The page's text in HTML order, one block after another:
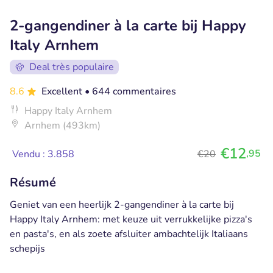
2-gangendiner à la carte bij Happy
Italy Arnhem
Deal très populaire
8.6
Excellent • 644 commentaires
Happy Italy Arnhem
Arnhem (493km)
Vendu : 3.858 €20 €12,95
Résumé
Geniet van een heerlijk 2-gangendiner à la carte bij
Happy Italy Arnhem: met keuze uit verrukkelijke pizza's
en pasta's, en als zoete afsluiter ambachtelijk Italiaans
schepijs